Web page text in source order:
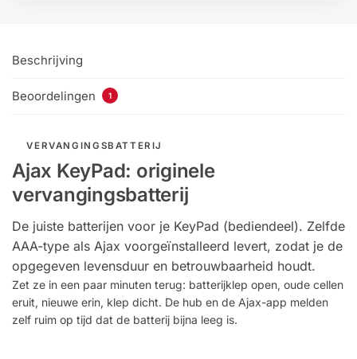
Beschrijving
Beoordelingen 1
VERVANGINGSBATTERIJ
Ajax KeyPad: originele
vervangingsbatterij
De juiste batterijen voor je KeyPad (bediendeel). Zelfde
AAA-type als Ajax voorgeïnstalleerd levert, zodat je de
opgegeven levensduur en betrouwbaarheid houdt.
Zet ze in een paar minuten terug: batterijklep open, oude cellen
eruit, nieuwe erin, klep dicht. De hub en de Ajax-app melden
zelf ruim op tijd dat de batterij bijna leeg is.